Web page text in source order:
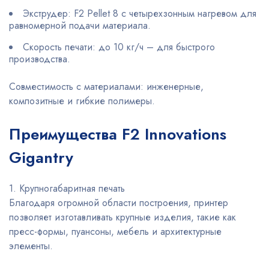
Экструдер: F2 Pellet 8 с четырехзонным нагревом для
равномерной подачи материала.
Скорость печати: до 10 кг/ч – для быстрого
производства.
Совместимость с материалами: инженерные,
композитные и гибкие полимеры.
Преимущества F2 Innovations
Gigantry
1. Крупногабаритная печать
Благодаря огромной области построения, принтер
позволяет изготавливать крупные изделия, такие как
пресс-формы, пуансоны, мебель и архитектурные
элементы.